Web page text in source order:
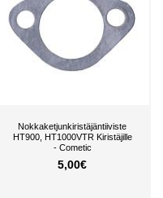
Nokkaketjunkiristäjäntiiviste
HT900, HT1000VTR Kiristäjille
- Cometic
5,00€